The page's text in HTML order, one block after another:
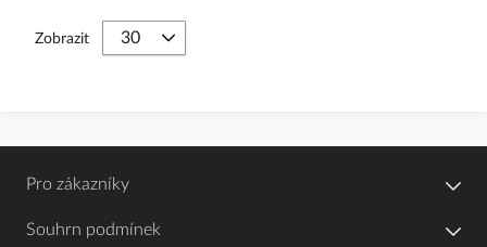
Zobrazit
Pro zákazníky
Souhrn podmínek